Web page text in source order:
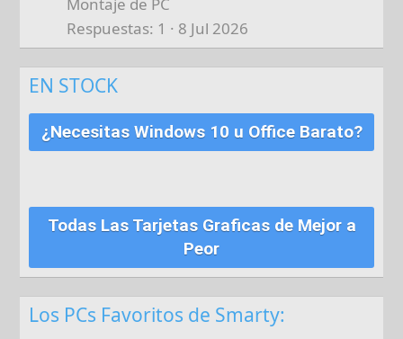
Respuestas 1 8 Jul 2026
EN STOCK
¿Necesitas Windows 10 u Office Barato?
Todas Las Tarjetas Graficas de Mejor a
Peor
Los PCs Favoritos de Smarty: